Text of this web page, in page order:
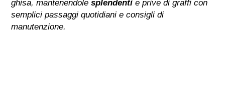
ghisa, mantenendolesplendenti e prive di graffi con
semplici passaggi quotidiani e consigli di
manutenzione.